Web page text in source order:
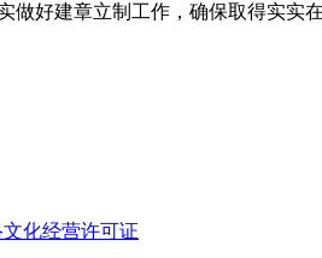
好建章立制工作，确保取得实实在
文化经营许可证